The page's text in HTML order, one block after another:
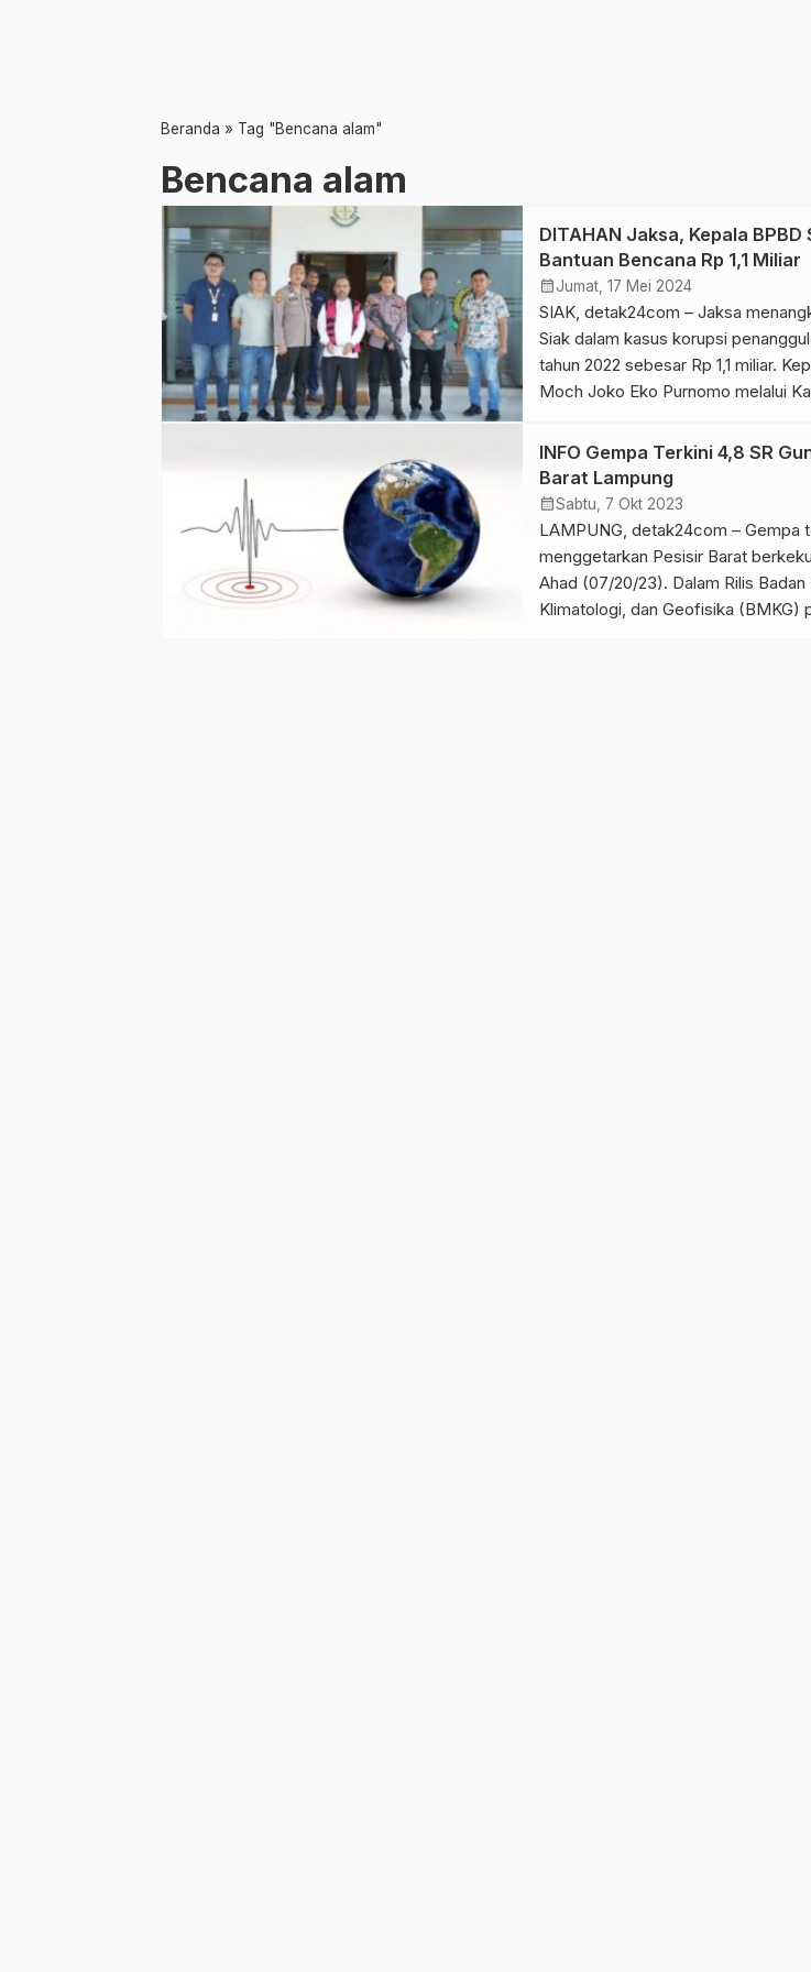
Beranda » Tag "Bencana alam"
Bencana alam
DITAHAN Jaksa, Kepala
Bantuan Bencana Rp 1,1 Miliar
calendar_monthJumat, 17 Mei 2024
SIAK, detak24com – Jaksa
Siak dalam kasus korupsi
tahun 2022 sebesar Rp 1,1 miliar.
Moch Joko Eko Purnomo melalui
perkembangan penangan kasus
Desember 2023 lalu. Manik
melalui serangkaian proses
telah […]
INFO Gempa Terkini 4,8 SR
Barat Lampung
calendar_monthSabtu, 7 Okt 2023
LAMPUNG, detak24com – Gempa
menggetarkan Pesisir Barat
Ahad (07/20/23). Dalam Rilis
Klimatologi, dan Geofisika (BMKG)